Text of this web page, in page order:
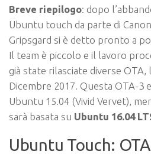
Breve riepilogo: dopo
Ubuntu touch da parte di
Gripsgard si è detto pronto a
Il team è piccolo e il lavoro
già state rilasciate diverse OTA,
Dicembre 2017. Questa OTA-3
Ubuntu 15.04 (Vivid Vervet),
sarà basata su Ubuntu 16.04
Ubuntu Touch: